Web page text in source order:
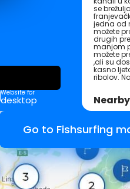
Website for
desktop
se
jedna od
možete
drugih
manjom
možete
,ali su
kasno
ribolov.
Go to Fishsurfing